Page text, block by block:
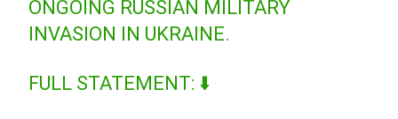
ONGOING RUSSIAN MILITARY
INVASION IN UKRAINE.
FULL STATEMENT: ⬇️